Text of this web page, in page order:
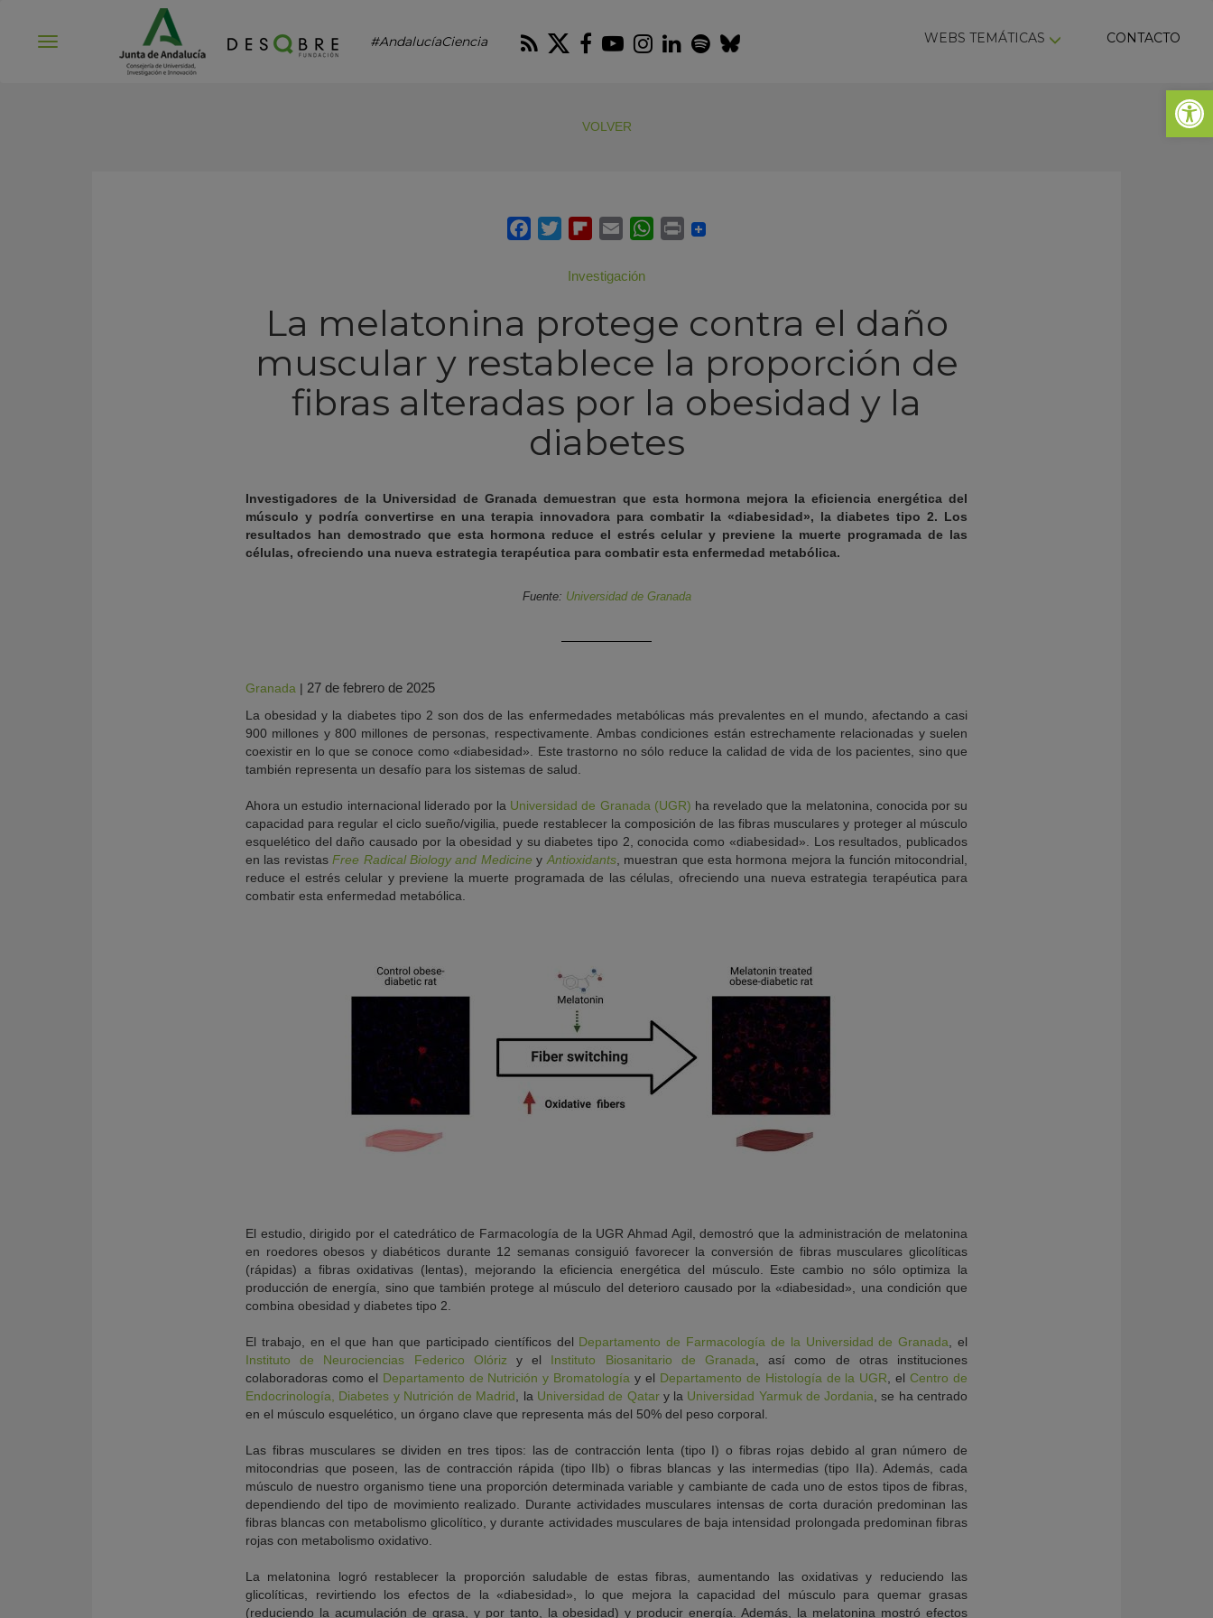
Abrir
#AndalucíaCiencia RSS Twitter
Facebook
Youtube
Instagram
LinkedIn
Spotify
Bluesky WEBS TEMÁTICAS CONTACTO
VOLVER
Investigación
La melatonina protege contra el daño
muscular y restablece la proporción de
fibras alteradas por la obesidad y la
diabetes
Investigadores de la Universidad de Granada demuestran que esta hormona mejora la eficiencia energética del
músculo y podría convertirse en una terapia innovadora para combatir la «diabesidad», la diabetes tipo 2. Los
resultados han demostrado que esta hormona reduce el estrés celular y previene la muerte programada de las
células, ofreciendo una nueva estrategia terapéutica para combatir esta enfermedad metabólica.
Fuente: Universidad de Granada
Granada | 27 de febrero de 2025
La obesidad y la diabetes tipo 2 son dos de las enfermedades metabólicas más prevalentes en el mundo, afectando a casi
900 millones y 800 millones de personas, respectivamente. Ambas condiciones están estrechamente relacionadas y suelen
coexistir en lo que se conoce como «diabesidad». Este trastorno no sólo reduce la calidad de vida de los pacientes, sino que
también representa un desafío para los sistemas de salud.
Ahora un estudio internacional liderado por la Universidad de Granada (UGR) ha revelado que la melatonina, conocida por su
capacidad para regular el ciclo sueño/vigilia, puede restablecer la composición de las fibras musculares y proteger al músculo
esquelético del daño causado por la obesidad y su diabetes tipo 2, conocida como «diabesidad». Los resultados, publicados
en las revistasFree Radical Biology and Medicine y Antioxidants, muestran que esta hormona mejora la función mitocondrial,
reduce el estrés celular y previene la muerte programada de las células, ofreciendo una nueva estrategia terapéutica para
combatir esta enfermedad metabólica.
El estudio, dirigido por el catedrático de Farmacología de la UGR Ahmad Agil, demostró que la administración de melatonina
en roedores obesos y diabéticos durante 12 semanas consiguió favorecer la conversión de fibras musculares glicolíticas
(rápidas) a fibras oxidativas (lentas), mejorando la eficiencia energética del músculo. Este cambio no sólo optimiza la
producción de energía, sino que también protege al músculo del deterioro causado por la «diabesidad», una condición que
combina obesidad y diabetes tipo 2.
El trabajo, en el que han que participado científicos del Departamento de Farmacología de la Universidad de Granada , el
Instituto de Neurociencias Federico Olóriz y el Instituto Biosanitario de Granada , así como de otras instituciones
colaboradoras como el Departamento de Nutrición y Bromatología y el Departamento de Histología de la UGR , elCentro de
Endocrinología, Diabetes y Nutrición de Madrid , la Universidad de Qatary la Universidad Yarmuk de Jordania , se ha centrado
en el músculo esquelético, un órgano clave que representa más del 50% del peso corporal.
Las fibras musculares se dividen en tres tipos: las de contracción lenta (tipo I) o fibras rojas debido al gran número de
mitocondrias que poseen, las de contracción rápida (tipo IIb) o fibras blancas y las intermedias (tipo IIa). Además, cada
músculo de nuestro organismo tiene una proporción determinada variable y cambiante de cada uno de estos tipos de fibras,
dependiendo del tipo de movimiento realizado. Durante actividades musculares intensas de corta duración predominan las
fibras blancas con metabolismo glicolítico, y durante actividades musculares de baja intensidad prolongada predominan fibras
rojas con metabolismo oxidativo.
La melatonina logró restablecer la proporción saludable de estas fibras, aumentando las oxidativas y reduciendo las
glicolíticas, revirtiendo los efectos de la «diabesidad», lo que mejora la capacidad del músculo para quemar grasas
(reduciendo la acumulación de grasa, y por tanto, la obesidad) y producir energía. Además, la melatonina mostró efectos